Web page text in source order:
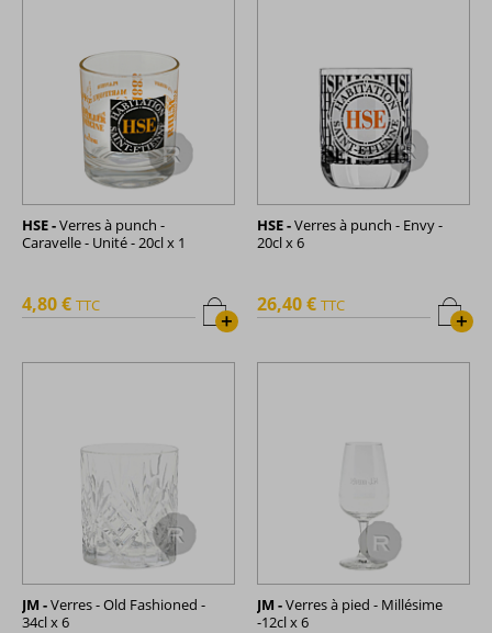
HSE -Verres à punch -
Caravelle - Unité - 20cl x 1
+
4,80 € TTC
HSE -Verres à punch - Envy -
20cl x 6
+
26,40 € TTC
JM -Verres - Old Fashioned -
34cl x 6
JM -Verres à pied - Millésime
-12cl x 6